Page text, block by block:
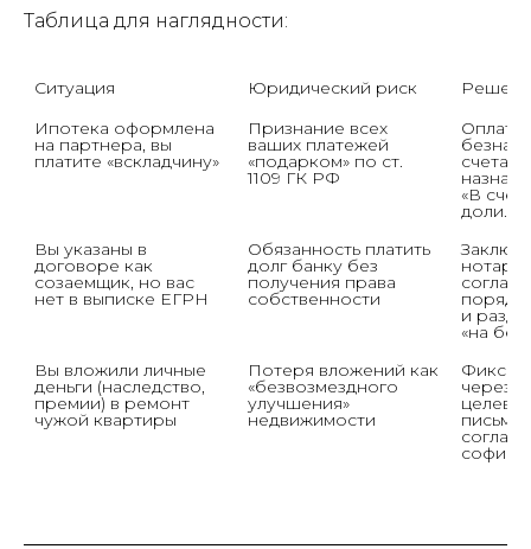
Таблица для наглядности:
Ситуация Юридический риск
Ипотека оформлена
на партнера, вы
платите «вскладчину»
Признание всех
ваших платежей
«подарком» по ст.
1109 ГК РФ
Оплата
счета с
«В счет
доли...»
Вы указаны в
договоре как
созаемщик, но вас
нет в выписке ЕГРН
Обязанность платить
долг банку без
получения права
собственности
и
«на
Вы вложили личные
деньги (наследство,
премии) в ремонт
чужой квартиры
Потеря вложений как
«безвозмездного
улучшения»
недвижимости
через